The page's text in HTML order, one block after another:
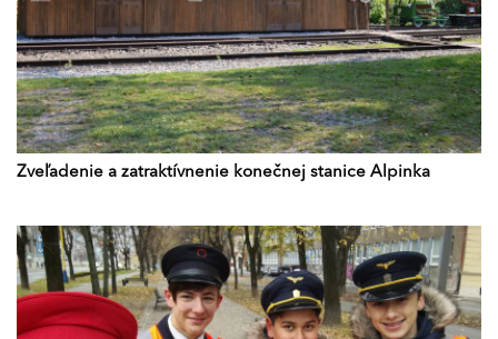
Zveľadenie a zatraktívnenie konečnej stanice Alpinka